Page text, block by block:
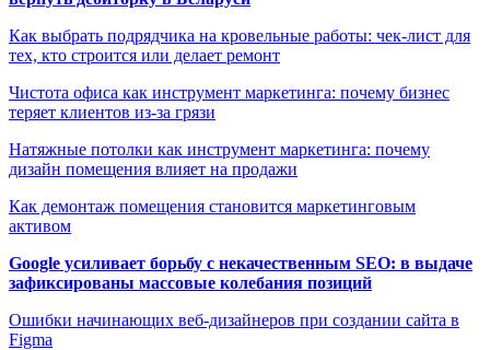
Как выбрать подрядчика на кровельные работы: чек-лист для
тех, кто строится или делает ремонт
Чистота офиса как инструмент маркетинга: почему бизнес
теряет клиентов из-за грязи
Натяжные потолки как инструмент маркетинга: почему
дизайн помещения влияет на продажи
Как демонтаж помещения становится маркетинговым
активом
Google усиливает борьбу с некачественным SEO: в выдаче
зафиксированы массовые колебания позиций
Ошибки начинающих веб-дизайнеров при создании сайта в
Figma